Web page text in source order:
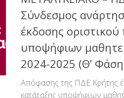
Σύνδεσμος
έκδοσης
υποψήφιων
2024-2025 (Θ’
Απόφασης της ΠΔΕ Κρήτης
κατάταξης υποψήφιων